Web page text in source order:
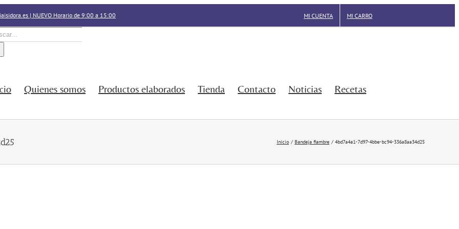
| NUEVO Horario de 9:00 a 15:00 MI CUENTA MI CARRO
Quienes somos Productos elaborados Tienda Contacto Noticias Recetas
Inicio Bandeja fiambre 4bd7a4a1-7d97-4bbe-bc94-336a8aa34d25